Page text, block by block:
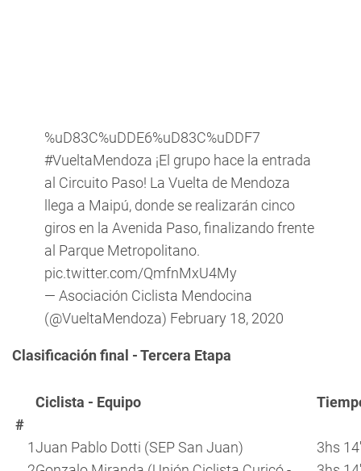
%uD83C%uDDE6%uD83C%uDDF7
#VueltaMendoza ¡El grupo hace la entrada
al Circuito Paso! La Vuelta de Mendoza
llega a Maipú, donde se realizarán cinco
giros en la Avenida Paso, finalizando frente
al Parque Metropolitano.
pic.twitter.com/QmfnMxU4My
— Asociación Ciclista Mendocina
(@VueltaMendoza) February 18, 2020
Clasificación final - Tercera Etapa
#
Ciclista - Equipo
1Juan Pablo Dotti (SEP San Juan)
3hs